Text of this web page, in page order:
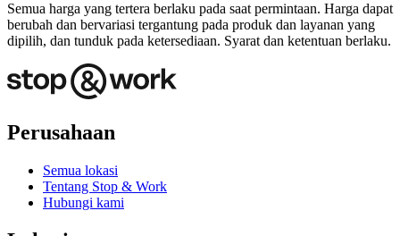
Semua harga yang tertera berlaku pada saat permintaan. Harga dapat
berubah dan bervariasi tergantung pada produk dan layanan yang
dipilih, dan tunduk pada ketersediaan. Syarat dan ketentuan berlaku.
Perusahaan
Semua lokasi
Tentang Stop & Work
Hubungi kami